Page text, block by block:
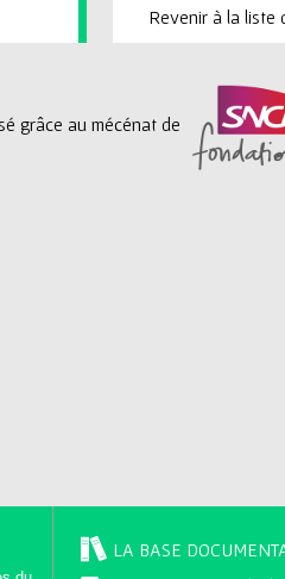
Revenir à la liste
grâce au mécénat de
LA BASE